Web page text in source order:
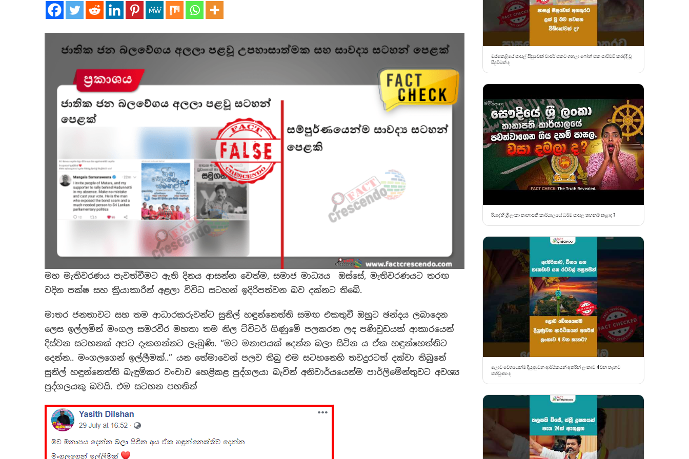
අලලා
පළවූ
උපහාසාත්මක
පෙළක්
මහ මැතිවරණය පැවත්වීමට ඇති දිනය ආසන්න වෙත්ම, සමාජ මාධ්‍යය ඔස්සේ, මැතිවරණයට තරඟ
වදින පක්ෂ සහ ක්‍රියාකාරීන් අළලා විවිධ සටහන් ඉදිරිපත්වන බව දක්නට තිබේ.
මාතර ජනතාවට සහ තම ආධාරකරුවන්ට සුනිල් හඳුන්නෙත්ති සමඟ එකතුවී ඔහුට ඡන්දය ලබාදෙන
ලෙස ඉල්ලමින් මංගල සමරවීර මහතා තම නිල ට්විටර් ගිණුමේ පලකරන ලද පණිවුඩයක් ආකාරයෙන්
දිස්වන සටහනක් අපට දැකගන්නට ලැබුණි. “මට මනාපයක් දෙන්න බලා සිටින ය ඒක හඳුන්හෙත්තිට
දෙන්න.. මංගලගෙන් ඉල්ලීමක්..” යන තේමාවෙන් පලව තිබු එම සටහනෙහි තවදුරටත් දක්වා තිබුනේ
සුනිල් හඳුන්නෙත්ති බැඳුම්කර වංචාව හෙළිකළ පුද්ගලයා බැවින් අනිවාර්යයෙන්ම පාර්ලිමේන්තුවට අවශ්‍ය
පුද්ගලයකු බවයි. එම සටහන පහතින්
මස්කෙළියේ පාසල් සිසුවෙක් චාජර් එකට ගහලා ෆෝන් එක පාවිච්චි කරද්දී වූ
සිදුවීමක් ද
රියාද්හි ශ්‍රී ලංකා තානාපති කාර්යාලයේ ධර්ම පාසල තහනම් කළාද ?
ලොව වේගයෙන්ම දියුණුවන ආර්ථිකයන් අතරින් ලංකාව 4 වන තැනට
පත්වුණා ද